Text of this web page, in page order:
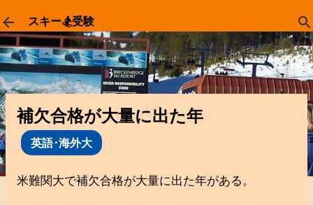
スキップしてメイン コンテンツに移動
スキー🏂受験
補欠合格が大量に出た年
英語･海外大
米難関大で補欠合格が大量に出た年がある。